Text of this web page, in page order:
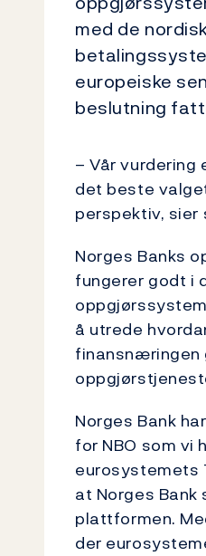
med de
europeiske
beslutning
– Vår
det beste
perspektiv,
Norges Banks
fungerer godt i
å utrede
finansnæringen
Norges Bank
for NBO som vi
eurosystemets
at Norges
plattformen.
der